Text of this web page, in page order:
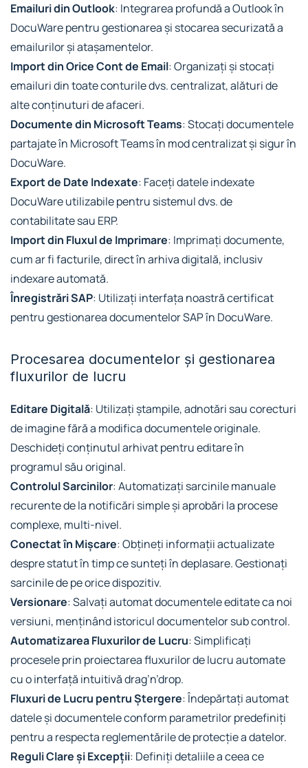
Emailuri din Outlook: Integrarea profundă a Outlook în
DocuWare pentru gestionarea și stocarea securizată a
emailurilor și atașamentelor.
Import din Orice Cont de Email: Organizați și stocați
emailuri din toate conturile dvs. centralizat, alături de
alte conținuturi de afaceri.
Documente din Microsoft Teams: Stocați documentele
partajate în Microsoft Teams în mod centralizat și sigur în
DocuWare.
Export de Date Indexate: Faceți datele indexate
DocuWare utilizabile pentru sistemul dvs. de
contabilitate sau ERP.
Import din Fluxul de Imprimare: Imprimați documente,
cum ar fi facturile, direct în arhiva digitală, inclusiv
indexare automată.
Înregistrări SAP: Utilizați interfața noastră certificat
pentru gestionarea documentelor SAP în DocuWare.
Procesarea documentelor și gestionarea
fluxurilor de lucru
Editare Digitală: Utilizați ștampile, adnotări sau corecturi
de imagine fără a modifica documentele originale.
Deschideți conținutul arhivat pentru editare în
programul său original.
Controlul Sarcinilor: Automatizați sarcinile manuale
recurente de la notificări simple și aprobări la procese
complexe, multi-nivel.
Conectat în Mișcare: Obțineți informații actualizate
despre statut în timp ce sunteți în deplasare. Gestionați
sarcinile de pe orice dispozitiv.
Versionare: Salvați automat documentele editate ca noi
versiuni, menținând istoricul documentelor sub control.
Automatizarea Fluxurilor de Lucru: Simplificați
procesele prin proiectarea fluxurilor de lucru automate
cu o interfață intuitivă drag’n’drop.
Fluxuri de Lucru pentru Ștergere: Îndepărtați automat
datele și documentele conform parametrilor predefiniți
pentru a respecta reglementările de protecție a datelor.
Reguli Clare și Excepții: Definiți detaliile a ceea ce